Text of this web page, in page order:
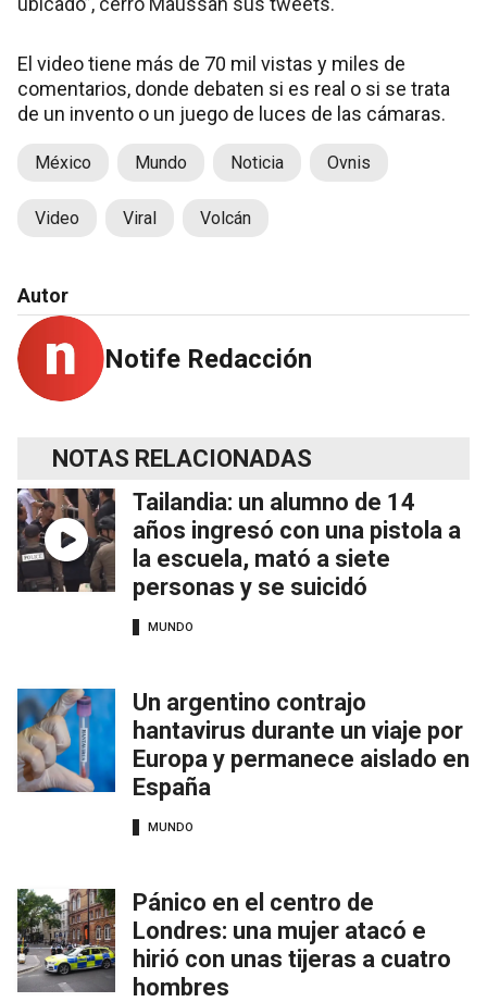
El video tiene más de 70 mil vistas y miles de
comentarios, donde debaten si es real o si se trata
de un invento o un juego de luces de las cámaras.
México Mundo Noticia Ovnis
Video Viral Volcán
Autor
Notife Redacción
NOTAS RELACIONADAS
Tailandia: un alumno de 14
años ingresó con una pistola a
la escuela, mató a siete
personas y se suicidó
MUNDO
Un argentino contrajo
hantavirus durante un viaje por
Europa y permanece aislado en
España
MUNDO
Pánico en el centro de
Londres: una mujer atacó e
hirió con unas tijeras a cuatro
hombres